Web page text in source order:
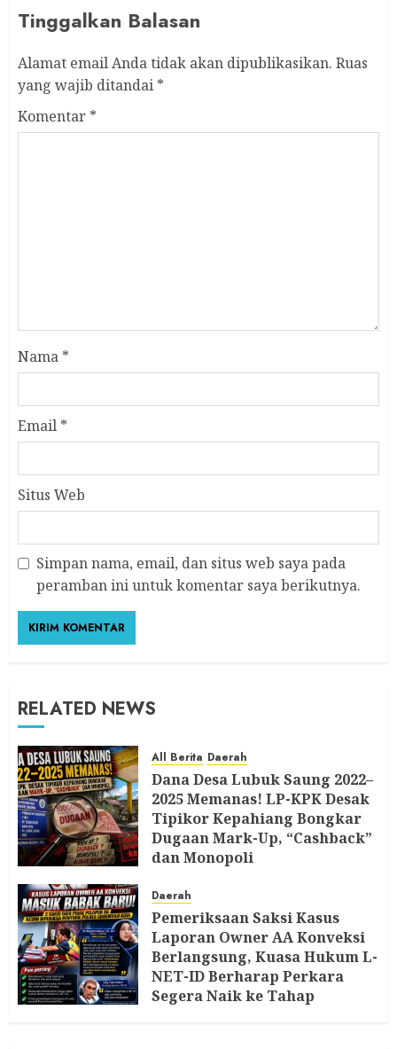
Tinggalkan Balasan
Alamat email Anda tidak akan dipublikasikan. Ruas
yang wajib ditandai *
Komentar *
Nama *
Email *
Situs Web
Simpan nama, email, dan situs web saya pada
peramban ini untuk komentar saya berikutnya.
RELATED NEWS
All Berita Daerah
Dana Desa Lubuk Saung 2022–
2025 Memanas! LP-KPK Desak
Tipikor Kepahiang Bongkar
Dugaan Mark-Up, “Cashback”
dan Monopoli
Daerah
Pemeriksaan Saksi Kasus
Laporan Owner AA Konveksi
Berlangsung, Kuasa Hukum L-
NET-ID Berharap Perkara
Segera Naik ke Tahap